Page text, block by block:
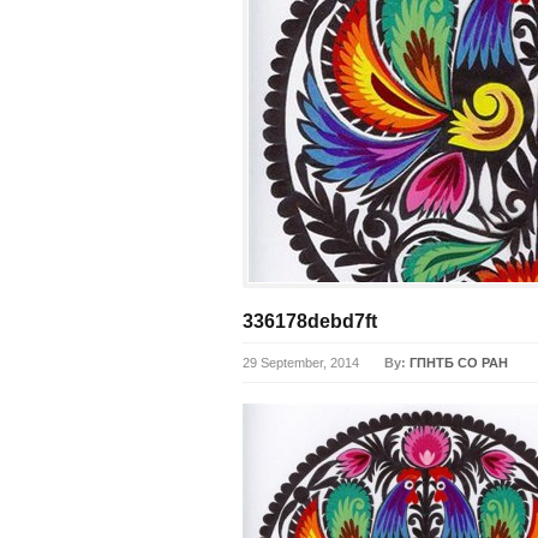
336178debd7ft
29 September, 2014 By: ГПНТБ СО РАН